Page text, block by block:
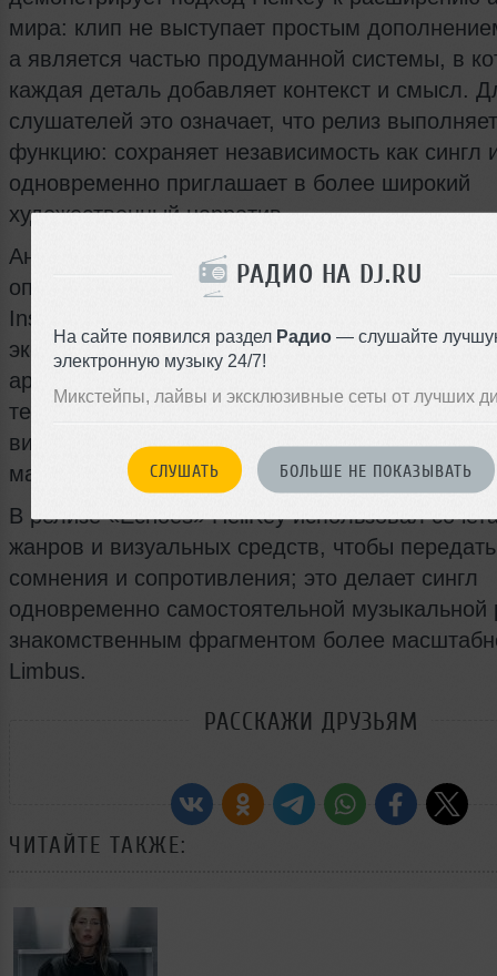
РАДИО НА DJ.RU
На сайте появился раздел Радио — слушайте
электронную музыку 24/7!
Микстейпы, лайвы и эксклюзивные сеты от лучших
СЛУШАТЬ БОЛЬШЕ НЕ ПОКАЗЫВАТЬ
мира: клип не выступает простым
а является частью продуманной системы, в
каждая деталь добавляет контекст и смысл.
слушателей это означает, что релиз
функцию: сохраняет независимость как сингл
одновременно приглашает в более широкий
художественный нарратив.
Анонс и фрагменты визуального материала
опубликованы в соцсетях, включая
Instagram (принадлежит компании Meta,
экстремистской и запрещённой на
артиста, где были видны кадры из клипа и
теме Limbus. Официальный видеоклип
видеоплатформах и служит рекомендованным
материалом для понимания полного замысла
В релизе «Echoes» HellKey использовал
жанров и визуальных средств, чтобы
сомнения и сопротивления; это делает сингл
одновременно самостоятельной музыкальной
знакомственным фрагментом более
Limbus.
РАССКАЖИ ДРУЗЬЯМ
ЧИТАЙТЕ ТАКЖЕ: